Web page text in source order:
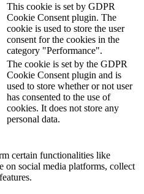
This cookie is set by GDPR
Cookie Consent plugin. The
cookie is used to store the user
consent for the cookies in the
category "Performance".
The cookie is set by the GDPR
Cookie Consent plugin and is
used to store whether or not user
has consented to the use of
cookies. It does not store any
personal data.
certain functionalities like
on social media platforms, collect